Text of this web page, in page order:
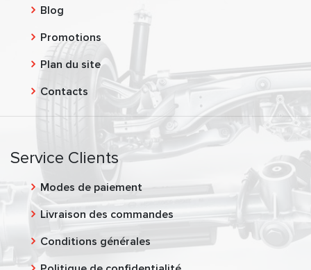
Blog
Promotions
Plan du site
Contacts
Service Clients
Modes de paiement
Livraison des commandes
Conditions générales